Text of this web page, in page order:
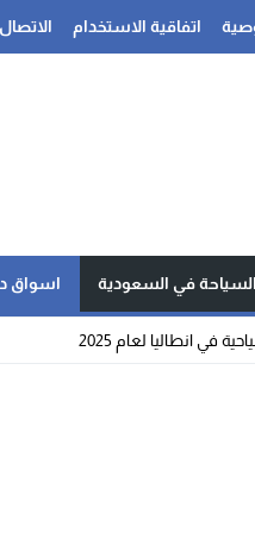
اتفاقية الاستخدام الاتصال
السياحة في السعودية اسواق